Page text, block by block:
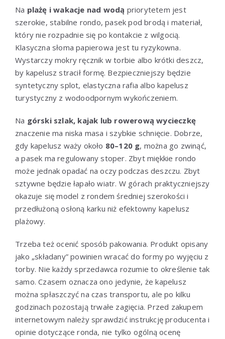
Na plażę i wakacje nad wodą priorytetem jest
szerokie, stabilne rondo, pasek pod brodą i materiał,
który nie rozpadnie się po kontakcie z wilgocią.
Klasyczna słoma papierowa jest tu ryzykowna.
Wystarczy mokry ręcznik w torbie albo krótki deszcz,
by kapelusz stracił formę. Bezpieczniejszy będzie
syntetyczny splot, elastyczna rafia albo kapelusz
turystyczny z wodoodpornym wykończeniem.
Na górski szlak, kajak lub rowerową wycieczkę
znaczenie ma niska masa i szybkie schnięcie. Dobrze,
gdy kapelusz waży około 80–120 g, można go zwinąć,
a pasek ma regulowany stoper. Zbyt miękkie rondo
może jednak opadać na oczy podczas deszczu. Zbyt
sztywne będzie łapało wiatr. W górach praktyczniejszy
okazuje się model z rondem średniej szerokości i
przedłużoną osłoną karku niż efektowny kapelusz
plażowy.
Trzeba też ocenić sposób pakowania. Produkt opisany
jako „składany” powinien wracać do formy po wyjęciu z
torby. Nie każdy sprzedawca rozumie to określenie tak
samo. Czasem oznacza ono jedynie, że kapelusz
można spłaszczyć na czas transportu, ale po kilku
godzinach pozostają trwałe zagięcia. Przed zakupem
internetowym należy sprawdzić instrukcję producenta i
opinie dotyczące ronda, nie tylko ogólną ocenę